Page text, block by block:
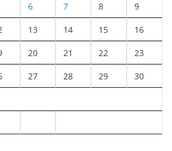
6 7 8 9
13 14 15 16
20 21 22 23
27 28 29 30